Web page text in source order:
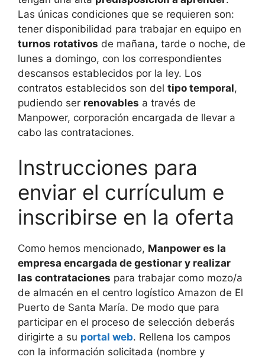
Las únicas condiciones que se requieren son:
tener disponibilidad para trabajar en equipo en
turnos rotativos de mañana, tarde o noche, de
lunes a domingo, con los correspondientes
descansos establecidos por la ley. Los
contratos establecidos son del tipo temporal,
pudiendo ser renovables a través de
Manpower, corporación encargada de llevar a
cabo las contrataciones.
Instrucciones para
enviar el currículum e
inscribirse en la oferta
Como hemos mencionado, Manpower es la
empresa encargada de gestionar y realizar
las contrataciones para trabajar como mozo/a
de almacén en el centro logístico Amazon de El
Puerto de Santa María. De modo que para
participar en el proceso de selección deberás
dirigirte a su portal web. Rellena los campos
con la información solicitada (nombre y